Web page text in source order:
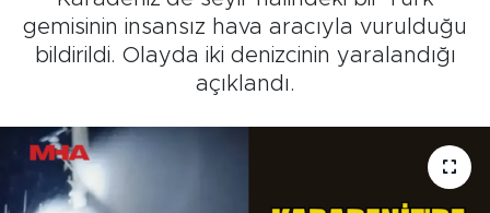
gemisinin insansız hava aracıyla vurulduğu
bildirildi. Olayda iki denizcinin yaralandığı
açıklandı.